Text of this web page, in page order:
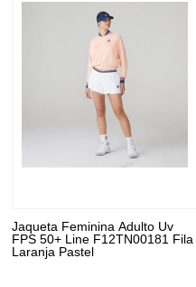
Jaqueta Feminina Adulto Uv
FPS 50+ Line F12TN00181 Fila
Laranja Pastel